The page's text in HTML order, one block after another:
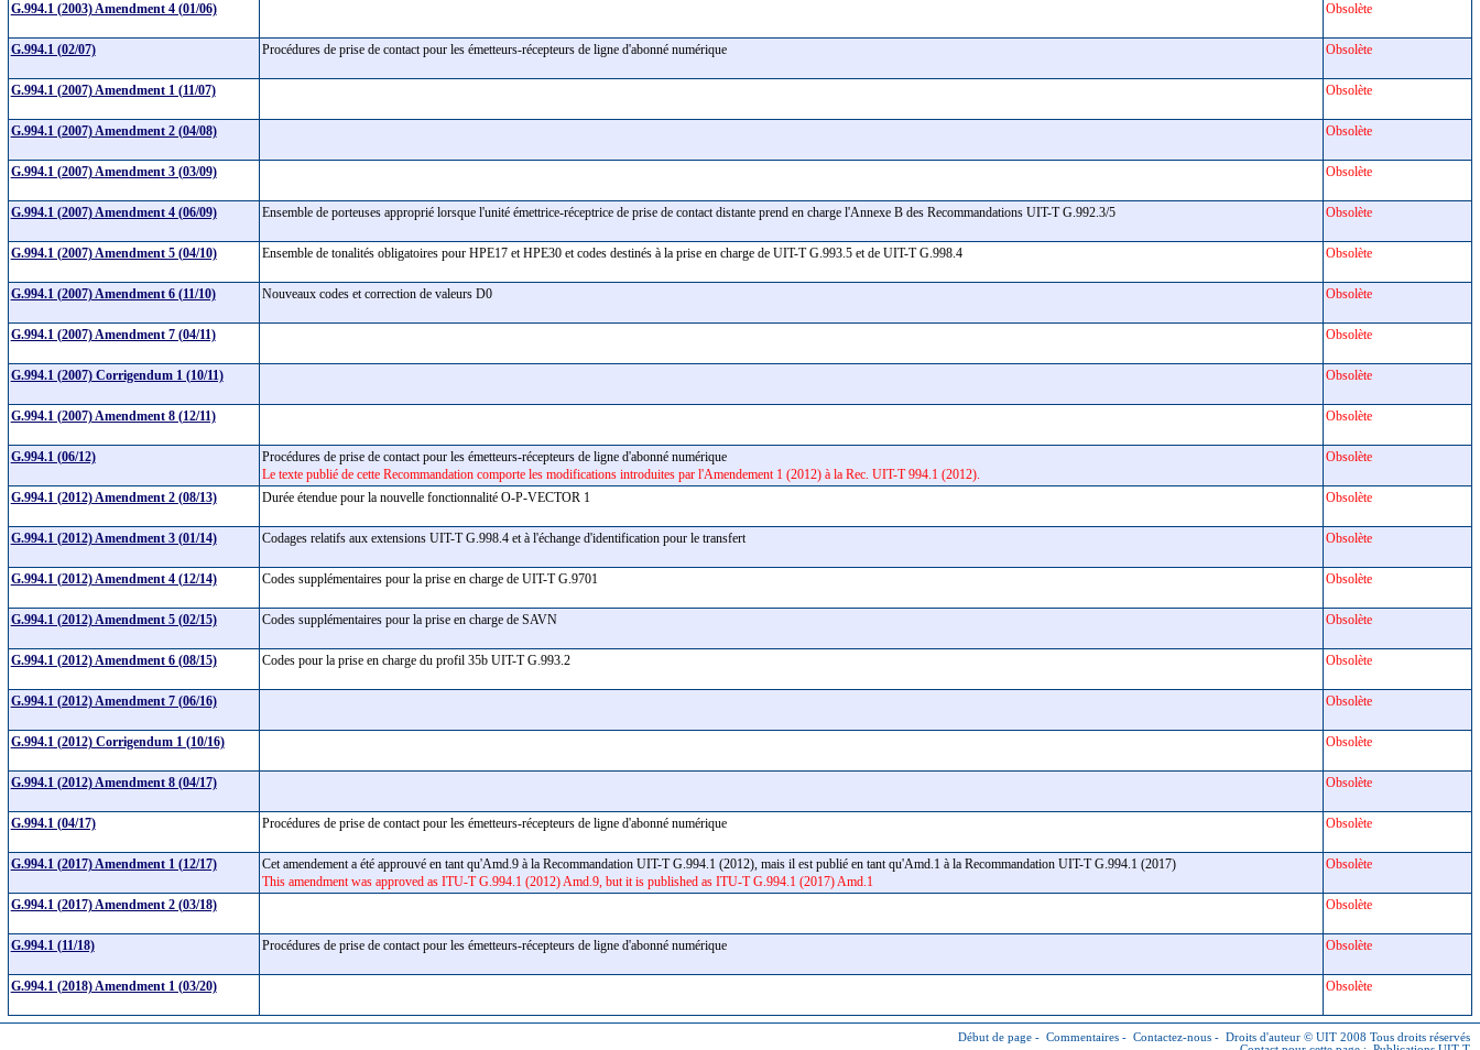
G.994.1 (2003) Amendment 4 (01/06) Obsolète
G.994.1 (02/07) Procédures de prise de contact pour les émetteurs-récepteurs de ligne d'abonné numérique Obsolète
G.994.1 (2007) Amendment 1 (11/07) Obsolète
G.994.1 (2007) Amendment 2 (04/08) Obsolète
G.994.1 (2007) Amendment 3 (03/09) Obsolète
G.994.1 (2007) Amendment 4 (06/09) Ensemble de porteuses approprié lorsque l'unité émettrice-réceptrice de prise de contact distante prend en charge l'Annexe B des Recommandations UIT-T G.992.3/5 Obsolète
G.994.1 (2007) Amendment 5 (04/10) Ensemble de tonalités obligatoires pour HPE17 et HPE30 et codes destinés à la prise en charge de UIT-T G.993.5 et de UIT-T G.998.4 Obsolète
G.994.1 (2007) Amendment 6 (11/10) Nouveaux codes et correction de valeurs D0 Obsolète
G.994.1 (2007) Amendment 7 (04/11) Obsolète
G.994.1 (2007) Corrigendum 1 (10/11) Obsolète
G.994.1 (2007) Amendment 8 (12/11) Obsolète
G.994.1 (06/12)
Procédures de prise de contact pour les émetteurs-récepteurs de ligne d'abonné numérique
Le texte publié de cette Recommandation comporte les modifications introduites par l'Amendement 1 (2012) à la Rec. UIT-T 994.1 (2012).
Obsolète
G.994.1 (2012) Amendment 2 (08/13) Durée étendue pour la nouvelle fonctionnalité O-P-VECTOR 1 Obsolète
G.994.1 (2012) Amendment 3 (01/14) Codages relatifs aux extensions UIT-T G.998.4 et à l'échange d'identification pour le transfert Obsolète
G.994.1 (2012) Amendment 4 (12/14) Codes supplémentaires pour la prise en charge de UIT-T G.9701 Obsolète
G.994.1 (2012) Amendment 5 (02/15) Codes supplémentaires pour la prise en charge de SAVN Obsolète
G.994.1 (2012) Amendment 6 (08/15) Codes pour la prise en charge du profil 35b UIT-T G.993.2 Obsolète
G.994.1 (2012) Amendment 7 (06/16) Obsolète
G.994.1 (2012) Corrigendum 1 (10/16) Obsolète
G.994.1 (2012) Amendment 8 (04/17) Obsolète
G.994.1 (04/17) Procédures de prise de contact pour les émetteurs-récepteurs de ligne d'abonné numérique Obsolète
G.994.1 (2017) Amendment 1 (12/17)
Cet amendement a été approuvé en tant qu'Amd.9 à la Recommandation UIT-T G.994.1 (2012), mais il est publié en tant qu'Amd.1 à la Recommandation UIT-T G.994.1 (2017)
This amendment was approved as ITU-T G.994.1 (2012) Amd.9, but it is published as ITU-T G.994.1 (2017) Amd.1
Obsolète
G.994.1 (2017) Amendment 2 (03/18) Obsolète
G.994.1 (11/18) Procédures de prise de contact pour les émetteurs-récepteurs de ligne d'abonné numérique Obsolète
G.994.1 (2018) Amendment 1 (03/20) Obsolète
Début de page - Commentaires - Contactez-nous - Droits d'auteur © UIT 2008 Tous droits réservés